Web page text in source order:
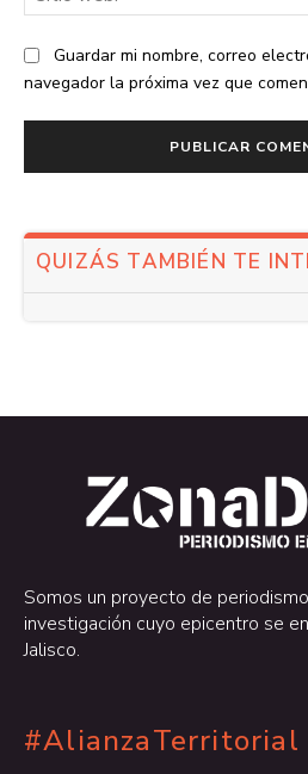
Guardar mi nombre, correo
navegador la próxima vez que
QUIZÁS TAMBIÉN TE
Somos un proyecto de
investigación cuyo epicentro se
Jalisco.
#AlianzaTerritorial